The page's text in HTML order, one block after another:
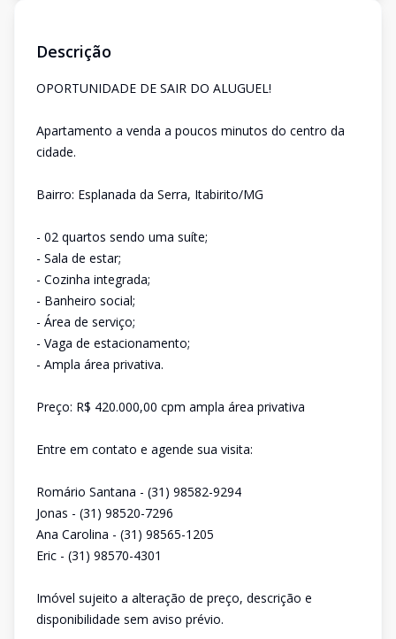
Descrição
OPORTUNIDADE DE SAIR DO ALUGUEL!
Apartamento a venda a poucos minutos do centro da
cidade.
Bairro: Esplanada da Serra, Itabirito/MG
- 02 quartos sendo uma suíte;
- Sala de estar;
- Cozinha integrada;
- Banheiro social;
- Área de serviço;
- Vaga de estacionamento;
- Ampla área privativa.
Preço: R$ 420.000,00 cpm ampla área privativa
Entre em contato e agende sua visita:
Romário Santana - (31) 98582-9294
Jonas - (31) 98520-7296
Ana Carolina - (31) 98565-1205
Eric - (31) 98570-4301
Imóvel sujeito a alteração de preço, descrição e
disponibilidade sem aviso prévio.